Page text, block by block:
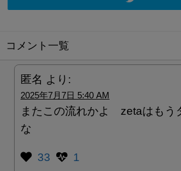
コメント一覧
匿名 より:
2025年7月7日 5:40 AM
またこの流れかよ zetaはもう
な
33 1